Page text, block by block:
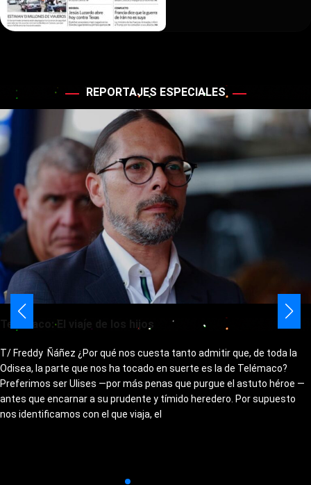
REPORTAJES ESPECIALES
Telémaco: El viaje de los hijos
T/ Freddy Ñáñez ¿Por qué nos cuesta tanto admitir que, de toda la
Odisea, la parte que nos ha tocado en suerte es la de Telémaco?
Preferimos ser Ulises —por más penas que purgue el astuto héroe —
antes que encarnar a su prudente y tímido heredero. Por supuesto
nos identificamos con el que viaja, el